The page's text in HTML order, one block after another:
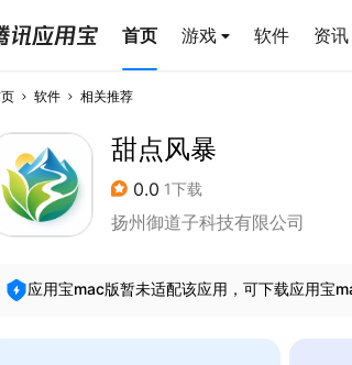
首页 游戏 软件 资讯
软件 相关推荐
甜点风暴
0.0 1下载
扬州御道子科技有限公司
应用宝mac版暂未适配该应用，可下载应用宝